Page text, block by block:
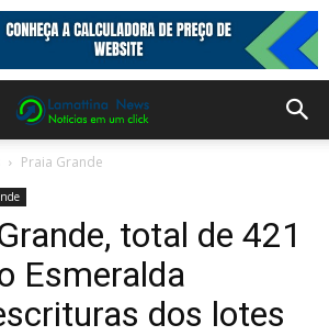
Praia Grande
total de 421
Esmeralda
dos lotes